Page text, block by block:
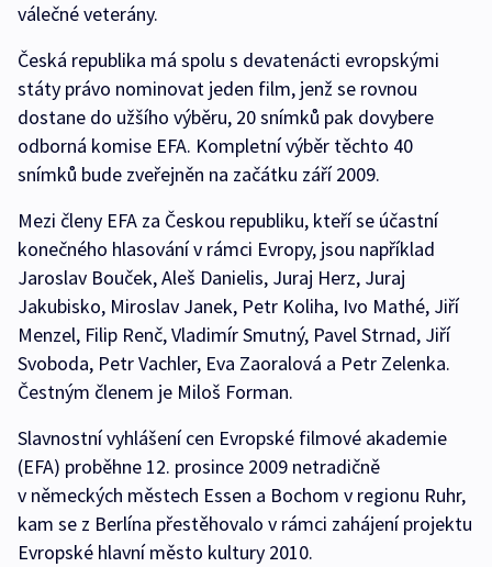
válečné veterány.
Česká republika má spolu s devatenácti evropskými
státy právo nominovat jeden film, jenž se rovnou
dostane do užšího výběru, 20 snímků pak dovybere
odborná komise EFA. Kompletní výběr těchto 40
snímků bude zveřejněn na začátku září 2009.
Mezi členy EFA za Českou republiku, kteří se účastní
konečného hlasování v rámci Evropy, jsou například
Jaroslav Bouček, Aleš Danielis, Juraj Herz, Juraj
Jakubisko, Miroslav Janek, Petr Koliha, Ivo Mathé, Jiří
Menzel, Filip Renč, Vladimír Smutný, Pavel Strnad, Jiří
Svoboda, Petr Vachler, Eva Zaoralová a Petr Zelenka.
Čestným členem je Miloš Forman.
Slavnostní vyhlášení cen Evropské filmové akademie
(EFA) proběhne 12. prosince 2009 netradičně
v německých městech Essen a Bochom v regionu Ruhr,
kam se z Berlína přestěhovalo v rámci zahájení projektu
Evropské hlavní město kultury 2010.